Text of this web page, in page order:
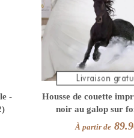
-
Housse de couette
noir au galop sur
À partir de